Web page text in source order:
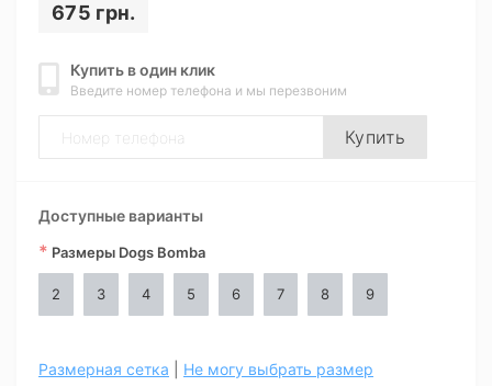
675 грн.
Купить в один клик
Введите номер телефона и мы перезвоним
Купить
Доступные варианты
* Размеры Dogs Bomba
2 3 4 5 6 7 8 9
Размерная сетка Не могу выбрать размер